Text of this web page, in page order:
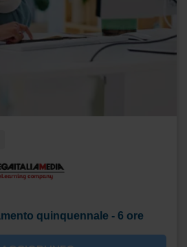
quinquennale - 6 ore